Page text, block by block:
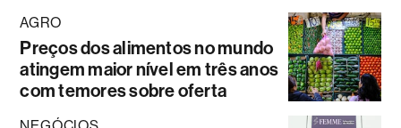
AGRO
Preços dos alimentos no mundo
atingem maior nível em três anos
com temores sobre oferta